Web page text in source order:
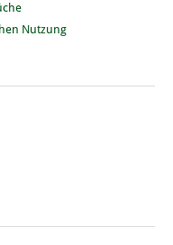
Nutzung